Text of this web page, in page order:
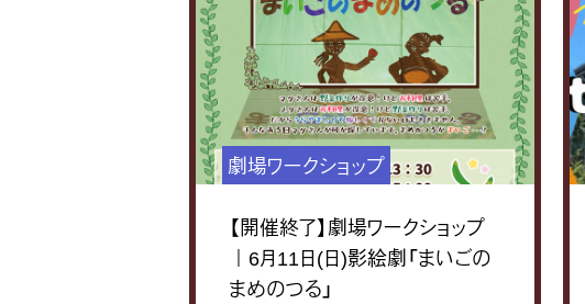
劇場ワークショップ
【開催終了】劇場ワークショップ
｜6月11日(日)影絵劇「まいごの
まめのつる」